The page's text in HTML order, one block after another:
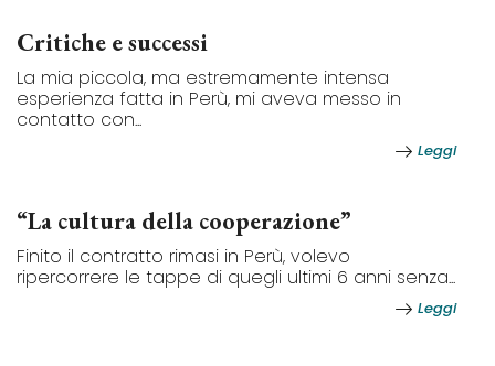
Critiche e successi
La mia piccola, ma estremamente intensa
esperienza fatta in Perù, mi aveva messo in
contatto con...
Leggi
“La cultura della cooperazione”
Finito il contratto rimasi in Perù, volevo
ripercorrere le tappe di quegli ultimi 6 anni senza...
Leggi